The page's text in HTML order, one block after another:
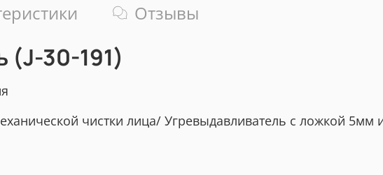
Отзывы
(J-30-191)
чистки лица/ Угревыдавливатель с ложкой 5мм